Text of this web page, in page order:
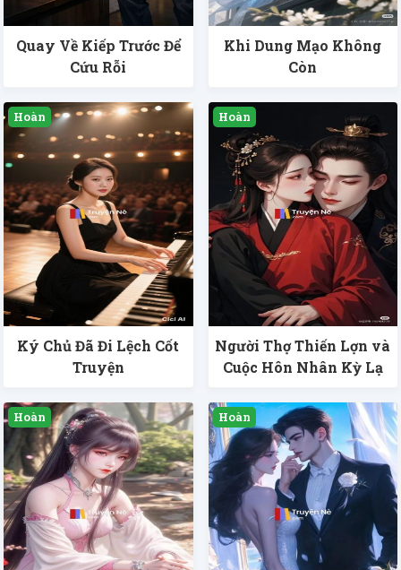
Quay Về Kiếp Trước Để
Cứu Rỗi
Khi Dung Mạo Không
Còn
Ký Chủ Đã Đi Lệch Cốt
Truyện
Người Thợ Thiến Lợn và
Cuộc Hôn Nhân Kỳ Lạ